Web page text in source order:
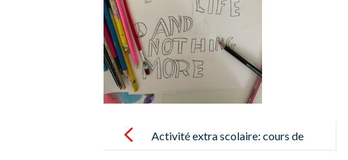
navigation Activité extra scolaire: cours de